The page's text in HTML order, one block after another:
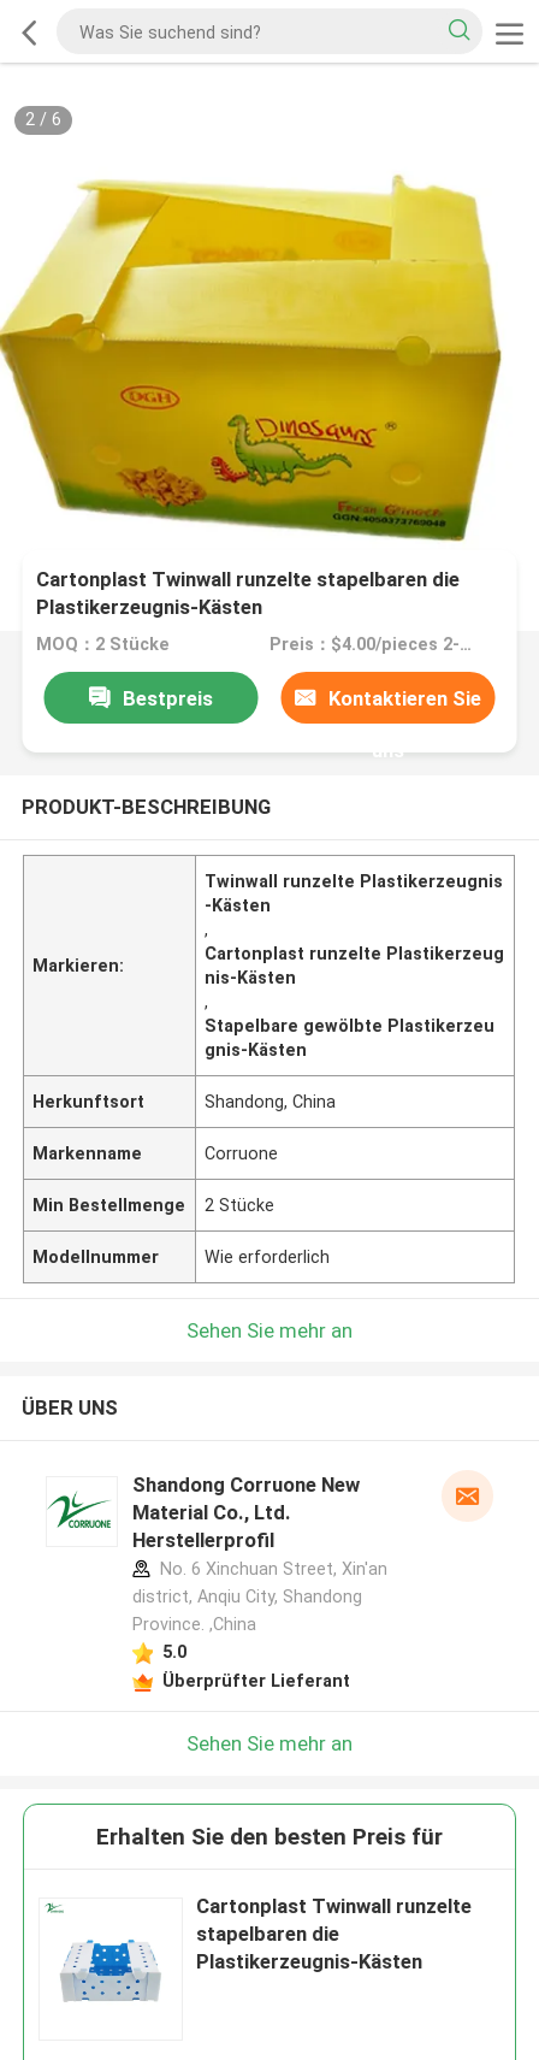
2/ 6
Cartonplast Twinwall runzelte stapelbaren die
Plastikerzeugnis-Kästen
MOQ：2 Stücke Preis：$4.00/pieces 2-1999 pieces
Bestpreis Kontaktieren Sie
uns
PRODUKT-BESCHREIBUNG
Markieren:
Twinwall runzelte Plastikerzeugnis
-Kästen
,
Cartonplast runzelte Plastikerzeug
nis-Kästen
,
Stapelbare gewölbte Plastikerzeu
gnis-Kästen
Herkunftsort Shandong, China
Markenname Corruone
Min Bestellmenge 2 Stücke
Modellnummer Wie erforderlich
Sehen Sie mehr an
ÜBER UNS
Shandong Corruone New
Material Co., Ltd.
Herstellerprofil
No. 6 Xinchuan Street, Xin'an
district, Anqiu City, Shandong
Province. ,China
5.0
Überprüfter Lieferant
Sehen Sie mehr an
Erhalten Sie den besten Preis für
Cartonplast Twinwall runzelte
stapelbaren die
Plastikerzeugnis-Kästen